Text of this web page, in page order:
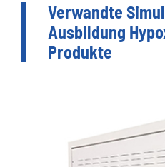
Verwandte
Ausbildung
Produkte